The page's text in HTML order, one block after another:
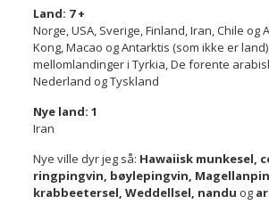
Land: 7 +
Norge, USA, Sverige, Finland, Iran, Chile og
Kong, Macao og Antarktis (som ikke er
mellomlandinger i Tyrkia, De forente
Nederland og Tyskland
Nye land: 1
Iran
Nye ville dyr jeg så: Hawaiisk munkesel,
ringpingvin, bøylepingvin,
krabbeetersel, Weddellsel, nandu og